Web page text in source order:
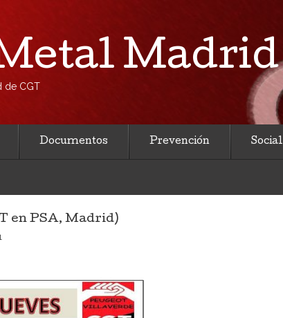
Madrid
de CGT
Documentos Prevención Social
en PSA, Madrid)